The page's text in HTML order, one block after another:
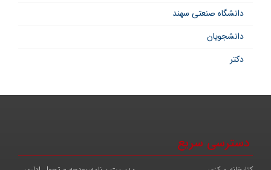
دانشگاه صنعتی سهند
دانشجویان
دکتر
دسترسی سریع